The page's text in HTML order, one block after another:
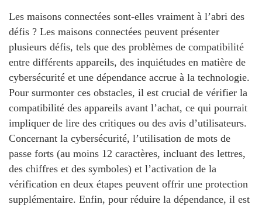
Les maisons connectées sont-elles vraiment à l’abri des
défis ? Les maisons connectées peuvent présenter
plusieurs défis, tels que des problèmes de compatibilité
entre différents appareils, des inquiétudes en matière de
cybersécurité et une dépendance accrue à la technologie.
Pour surmonter ces obstacles, il est crucial de vérifier la
compatibilité des appareils avant l’achat, ce qui pourrait
impliquer de lire des critiques ou des avis d’utilisateurs.
Concernant la cybersécurité, l’utilisation de mots de
passe forts (au moins 12 caractères, incluant des lettres,
des chiffres et des symboles) et l’activation de la
vérification en deux étapes peuvent offrir une protection
supplémentaire. Enfin, pour réduire la dépendance, il est